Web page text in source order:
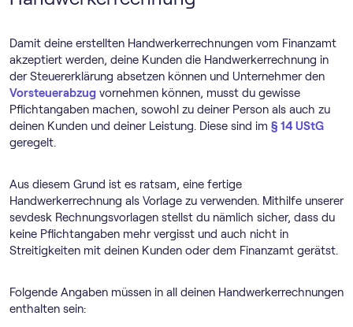
vonYouTube
Damit deine erstellten Handwerkerrechnungen vom Finanzamt
akzeptiert werden, deine Kunden die Handwerkerrechnung in
der Steuererklärung absetzen können und Unternehmer den
Vorsteuerabzug vornehmen können, musst du gewisse
Pflichtangaben machen, sowohl zu deiner Person als auch zu
deinen Kunden und deiner Leistung. Diese sind im § 14 UStG
geregelt.
Aus diesem Grund ist es ratsam, eine fertige
Handwerkerrechnung als Vorlage zu verwenden. Mithilfe unserer
sevdesk Rechnungsvorlagen stellst du nämlich sicher, dass du
keine Pflichtangaben mehr vergisst und auch nicht in
Streitigkeiten mit deinen Kunden oder dem Finanzamt gerätst.
Folgende Angaben müssen in all deinen Handwerkerrechnungen
enthalten sein: